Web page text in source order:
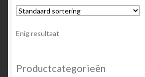
Enig resultaat
Productcategorieën